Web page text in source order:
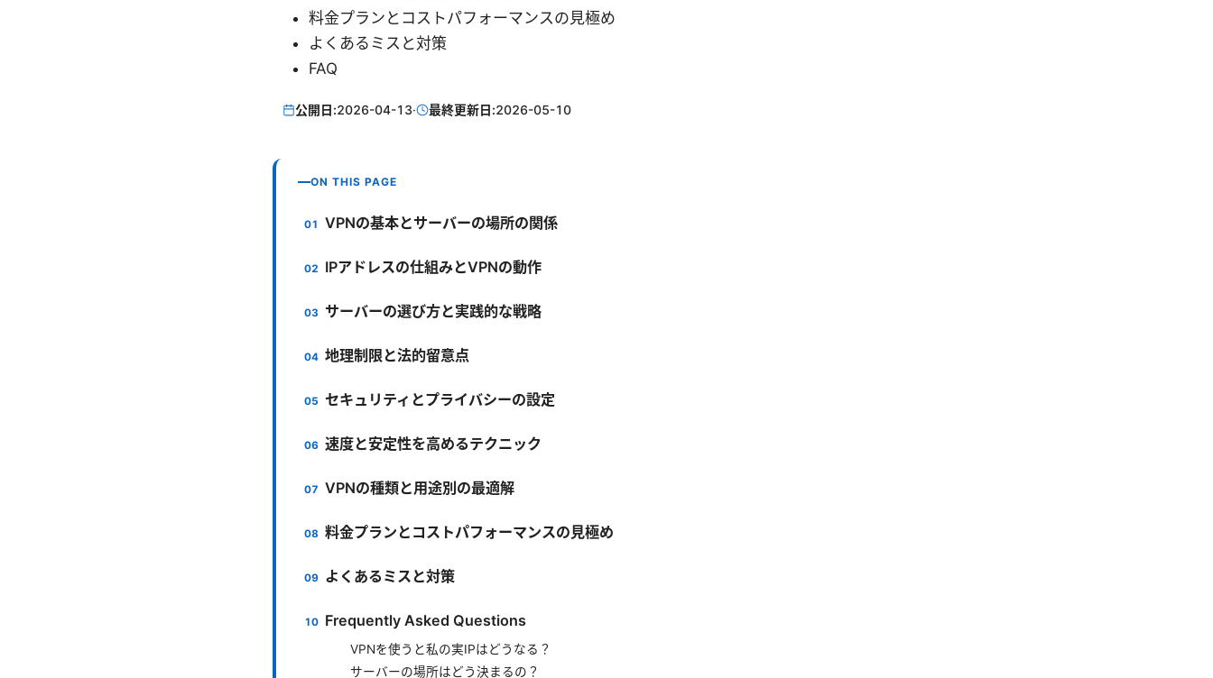
料金プランとコストパフォーマンスの見極め
よくあるミスと対策
FAQ
公開日:2026-04-13· 最終更新日:2026-05-10
ON THIS PAGE
VPNの基本とサーバーの場所の関係
IPアドレスの仕組みとVPNの動作
サーバーの選び方と実践的な戦略
地理制限と法的留意点
セキュリティとプライバシーの設定
速度と安定性を高めるテクニック
VPNの種類と用途別の最適解
料金プランとコストパフォーマンスの見極め
よくあるミスと対策
Frequently Asked Questions
VPNを使うと私の実IPはどうなる？
サーバーの場所はどう決まるの？